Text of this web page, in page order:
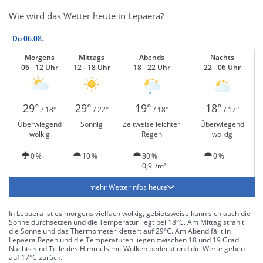
Wie wird das Wetter heute in Lepaera?
Do06.08.
Morgens
06 - 12 Uhr
Mittags
12 - 18 Uhr
Abends
18 - 22 Uhr
Nachts
22 - 06 Uhr
29° / 18° 29° / 22° 19° / 18° 18° / 17°
Überwiegend
wolkig
Sonnig
Zeitweise leichter
Regen
Überwiegend
wolkig
0 % 10 %
80 %
0,9 l/m²
0 %
mehr Wetterinfos heute
In Lepaera ist es morgens vielfach wolkig, gebietsweise kann sich auch die
Sonne durchsetzen und die Temperatur liegt bei 18°C. Am Mittag strahlt
die Sonne und das Thermometer klettert auf 29°C. Am Abend fällt in
Lepaera Regen und die Temperaturen liegen zwischen 18 und 19 Grad.
Nachts sind Teile des Himmels mit Wolken bedeckt und die Werte gehen
auf 17°C zurück.